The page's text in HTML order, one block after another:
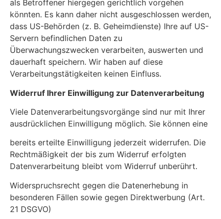
als Betroffener hiergegen gerichtlich vorgehen
könnten. Es kann daher nicht ausgeschlossen werden,
dass US-Behörden (z. B. Geheimdienste) Ihre auf US-
Servern befindlichen Daten zu
Überwachungszwecken verarbeiten, auswerten und
dauerhaft speichern. Wir haben auf diese
Verarbeitungstätigkeiten keinen Einfluss.
Widerruf Ihrer Einwilligung zur Datenverarbeitung
Viele Datenverarbeitungsvorgänge sind nur mit Ihrer
ausdrücklichen Einwilligung möglich. Sie können eine
bereits erteilte Einwilligung jederzeit widerrufen. Die
Rechtmäßigkeit der bis zum Widerruf erfolgten
Datenverarbeitung bleibt vom Widerruf unberührt.
Widerspruchsrecht gegen die Datenerhebung in
besonderen Fällen sowie gegen Direktwerbung (Art.
21 DSGVO)